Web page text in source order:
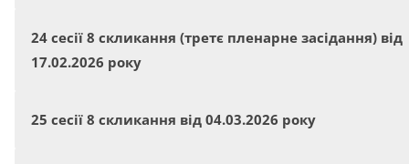
24 сесії 8 скликання (третє пленарне засідання) від
17.02.2026 року
25 сесії 8 скликання від 04.03.2026 року